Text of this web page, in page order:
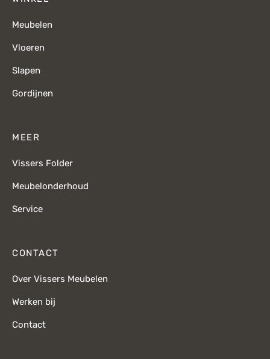
Meubelen
Vloeren
Slapen
Gordijnen
MEER
Vissers Folder
Meubelonderhoud
Service
CONTACT
Over Vissers Meubelen
Werken bij
Contact